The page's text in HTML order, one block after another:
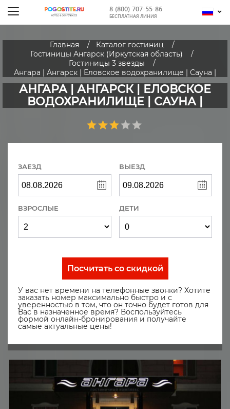
8 (800) 707-55-86
БЕСПЛАТНАЯ ЛИНИЯ
Главная
Каталог гостиниц
Гостиницы Ангарск (Иркутская область)
Гостиницы 3 звезды
Ангара | Ангарск | Еловское водохранилище | Сауна |
АНГАРА | АНГАРСК | ЕЛОВСКОЕ
ВОДОХРАНИЛИЩЕ | САУНА |
ЗАЕЗД ВЫЕЗД
ВЗРОСЛЫЕ ДЕТИ
Посчитать со скидкой
У вас нет времени на телефонные звонки? Хотите
заказать номер максимально быстро и с
уверенностью в том, что он точно будет готов для
Вас в назначенное время? Воспользуйтесь
формой онлайн-бронирования и получайте
самые актуальные цены!